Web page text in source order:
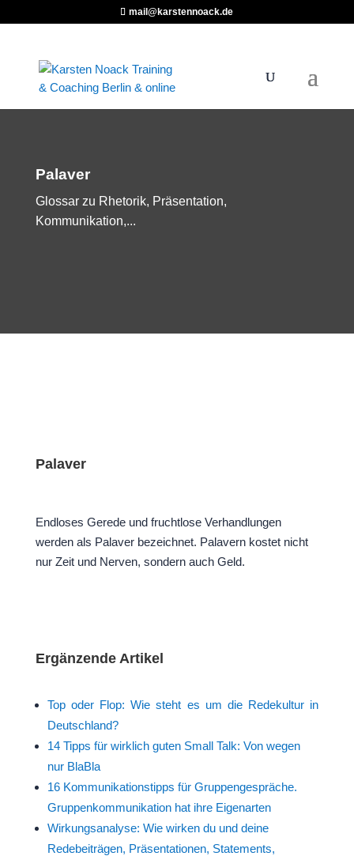
mail@karstennoack.de
Palaver
Glossar zu Rhetorik, Präsentation,
Kommunikation,...
Palaver
Endloses Gerede und fruchtlose Verhandlungen
werden als Palaver bezeichnet. Palavern kostet nicht
nur Zeit und Nerven, sondern auch Geld.
Ergänzende Artikel
Top oder Flop: Wie steht es um die Redekultur in
Deutschland?
14 Tipps für wirklich guten Small Talk: Von wegen
nur BlaBla
16 Kommunikationstipps für Gruppengespräche.
Gruppenkommunikation hat ihre Eigenarten
Wirkungsanalyse: Wie wirken du und deine
Redebeiträgen, Präsentationen, Statements,